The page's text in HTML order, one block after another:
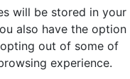
will be stored in your
also have the option
out of some of
experience.